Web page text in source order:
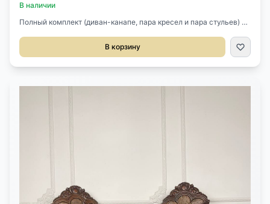
В наличии
Полный комплект (диван-канапе, пара кресел и пара стульев) от
Австрия.Комплект после профессиональной реставрации и в
новой ткани, соответствующей стилю мебели.На каждом
В корзину